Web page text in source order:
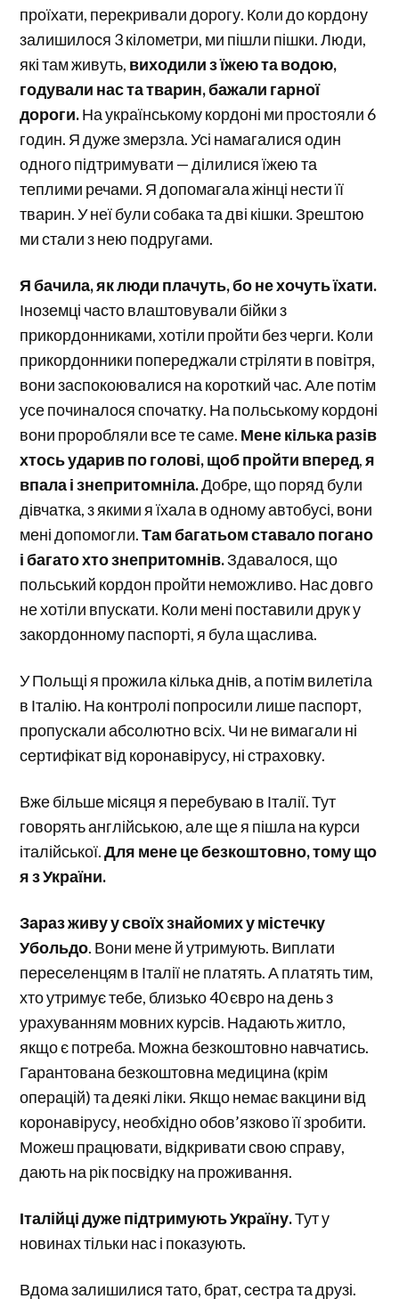
проїхати, перекривали дорогу. Коли до кордону
залишилося 3 кілометри, ми пішли пішки. Люди,
які там живуть, виходили з їжею та водою,
годували нас та тварин, бажали гарної
дороги.На українському кордоні ми простояли 6
годин. Я дуже змерзла. Усі намагалися один
одного підтримувати — ділилися їжею та
теплими речами. Я допомагала жінці нести її
тварин. У неї були собака та дві кішки. Зрештою
ми стали з нею подругами.
Я бачила, як люди плачуть, бо не хочуть їхати.
Іноземці часто влаштовували бійки з
прикордонниками, хотіли пройти без черги. Коли
прикордонники попереджали стріляти в повітря,
вони заспокоювалися на короткий час. Але потім
усе починалося спочатку. На польському кордоні
вони проробляли все те саме. Мене кілька разів
хтось ударив по голові, щоб пройти вперед,я
впала і знепритомніла.Добре, що поряд були
дівчатка, з якими я їхала в одному автобусі, вони
мені допомогли.Там багатьом ставало погано
і багато хто знепритомнів.Здавалося, що
польський кордон пройти неможливо. Нас довго
не хотіли впускати. Коли мені поставили друк у
закордонному паспорті, я була щаслива.
У Польщі я прожила кілька днів, а потім вилетіла
в Італію. На контролі попросили лише паспорт,
пропускали абсолютно всіх. Чи не вимагали ні
сертифікат від коронавірусу, ні страховку.
Вже більше місяця я перебуваю в Італії. Тут
говорять англійською, але ще я пішла на курси
італійської.Для мене це безкоштовно, тому що
я з України.
Зараз живу у своїх знайомих у містечку
Убольдо. Вони мене й утримують. Виплати
переселенцям в Італії не платять. А платять тим,
хто утримує тебе, близько 40 євро на день з
урахуванням мовних курсів. Надають житло,
якщо є потреба. Можна безкоштовно навчатись.
Гарантована безкоштовна медицина (крім
операцій) та деякі ліки. Якщо немає вакцини від
коронавірусу, необхідно обов’язково її зробити.
Можеш працювати, відкривати свою справу,
дають на рік посвідку на проживання.
Італійці дуже підтримують Україну.Тут у
новинах тільки нас і показують.
Вдома залишилися тато, брат, сестра та друзі.